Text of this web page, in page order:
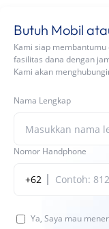
Butuh Mobil
Kami siap
fasilitas dana dengan
Kami akan
Nama Lengkap
Nomor Handphone
+62
Ya, Saya mau